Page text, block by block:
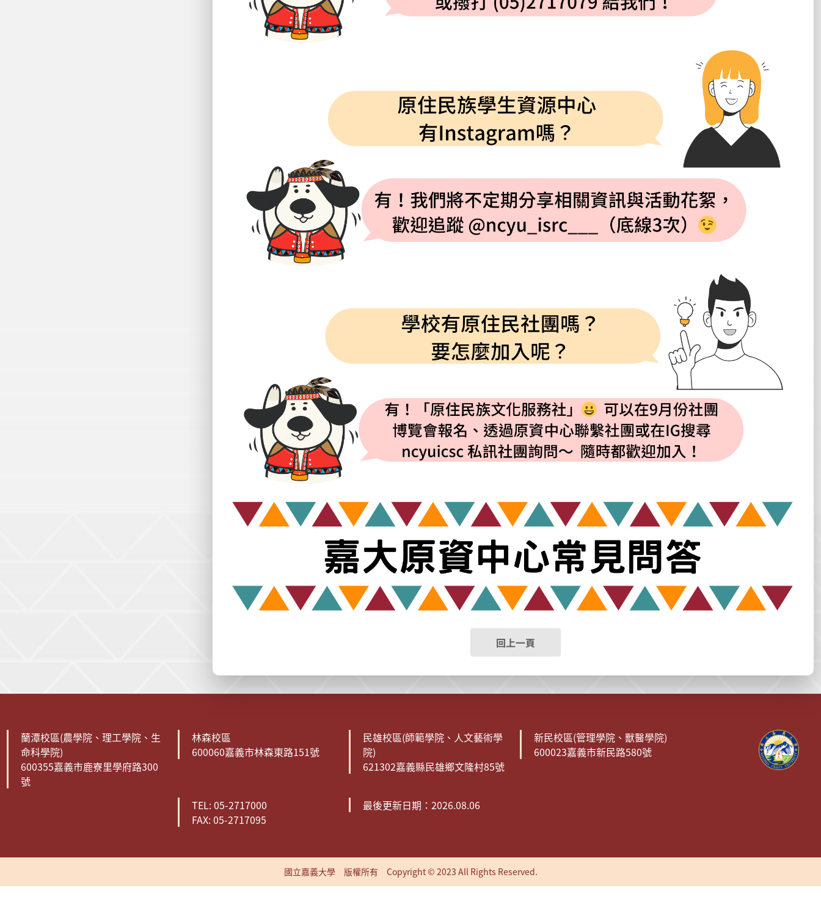
回上一頁
蘭潭校區(農學院、理工學院、生
命科學院)
600355嘉義市鹿寮里學府路300
號
林森校區
600060嘉義市林森東路151號
民雄校區(師範學院、人文藝術學
院)
621302嘉義縣民雄鄉文隆村85號
新民校區(管理學院、獸醫學院)
600023嘉義市新民路580號
TEL: 05-2717000
FAX: 05-2717095
最後更新日期：2026.08.06
國立嘉義大學 版權所有 Copyright © 2023 All Rights Reserved.